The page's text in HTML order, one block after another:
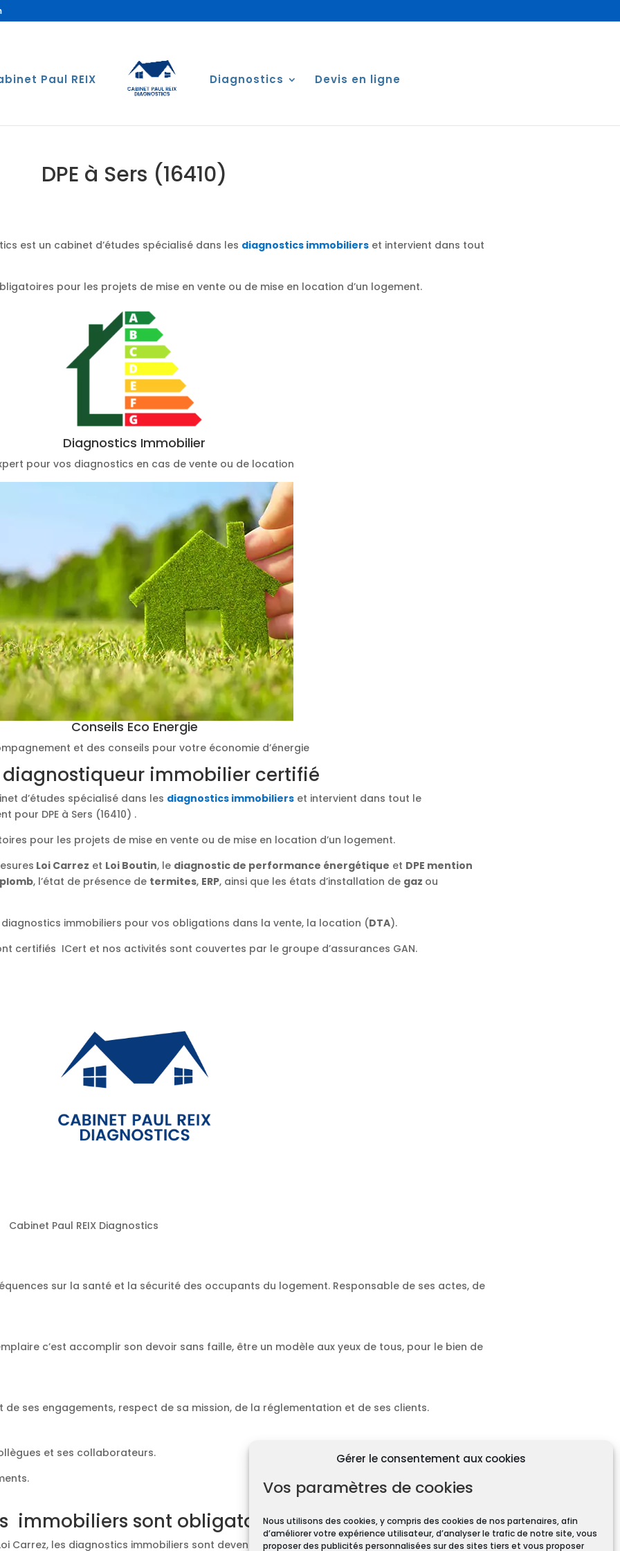
Gérer le consentement aux cookies
Vos paramètres de cookies
Nous utilisons des cookies, y compris des cookies de nos partenaires, afin
d’améliorer votre expérience utilisateur, d’analyser le trafic de notre site, vous
proposer des publicités personnalisées sur des sites tiers et vous proposer
Paul REIX Diagnostics Devis en ligne
DPE à Sers (16410)
est un cabinet d’études spécialisé dans les diagnostics immobiliers et intervient dans tout
pour les projets de mise en vente ou de mise en location d’un logement.
Diagnostics Immobilier
pour vos diagnostics en cas de vente ou de location
Conseils Eco Energie
et des conseils pour votre économie d’énergie
diagnostiqueur immobilier certifié
d’études spécialisé dans les diagnostics immobiliers et intervient dans tout le
pour DPE à Sers (16410) .
pour les projets de mise en vente ou de mise en location d’un logement.
Loi Carrez et Loi Boutin, le diagnostic de performance énergétique et DPE mention
plomb, l’état de présence de termites, ERP, ainsi que les états d’installation de gaz ou
immobiliers pour vos obligations dans la vente, la location (DTA).
certifiés ICert et nos activités sont couvertes par le groupe d’assurances GAN.
Cabinet Paul REIX Diagnostics
sur la santé et la sécurité des occupants du logement. Responsable de ses actes, de
c’est accomplir son devoir sans faille, être un modèle aux yeux de tous, pour le bien de
ses engagements, respect de sa mission, de la réglementation et de ses clients.
et ses collaborateurs.
immobiliers sont obligatoires ?
Carrez, les diagnostics immobiliers sont devenus obligatoires pour toute transaction